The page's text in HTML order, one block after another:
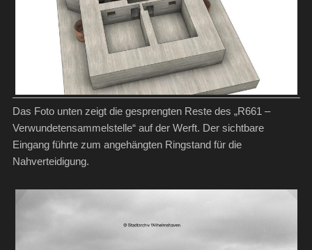
Das Foto unten zeigt die gesprengten Reste des „R661 –
Verwundetensammelstelle“ auf der Werft. Der sichtbare
Eingang führte zum angehängten Ringstand für die
Nahverteidigung.